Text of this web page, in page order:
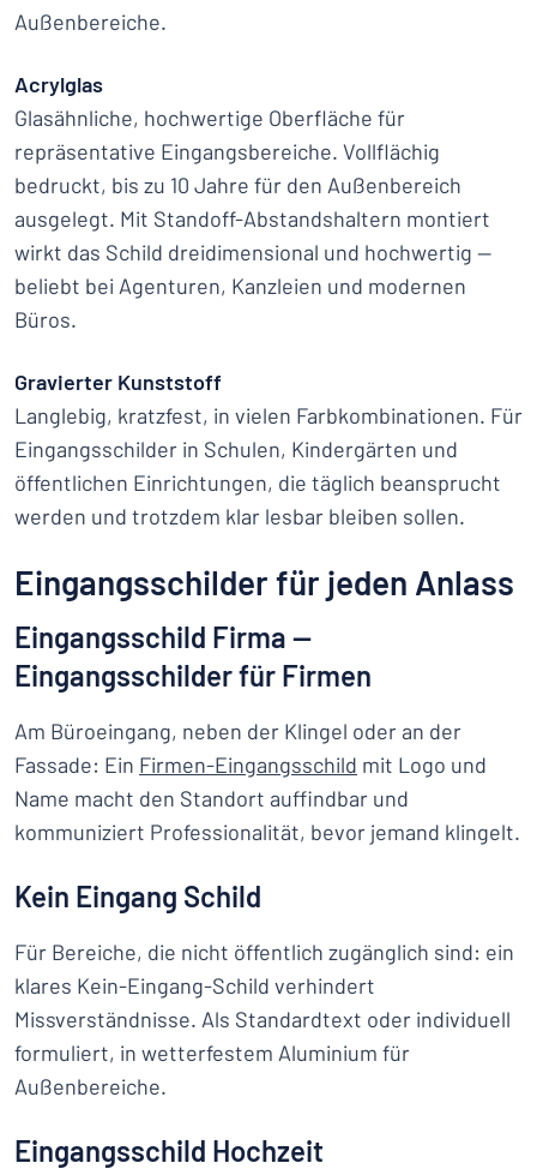
Außenbereiche.
Acrylglas
Glasähnliche, hochwertige Oberfläche für
repräsentative Eingangsbereiche. Vollflächig
bedruckt, bis zu 10 Jahre für den Außenbereich
ausgelegt. Mit Standoff-Abstandshaltern montiert
wirkt das Schild dreidimensional und hochwertig —
beliebt bei Agenturen, Kanzleien und modernen
Büros.
Gravierter Kunststoff
Langlebig, kratzfest, in vielen Farbkombinationen. Für
Eingangsschilder in Schulen, Kindergärten und
öffentlichen Einrichtungen, die täglich beansprucht
werden und trotzdem klar lesbar bleiben sollen.
Eingangsschilder für jeden Anlass
Eingangsschild Firma —
Eingangsschilder für Firmen
Am Büroeingang, neben der Klingel oder an der
Fassade: Ein Firmen-Eingangsschild mit Logo und
Name macht den Standort auffindbar und
kommuniziert Professionalität, bevor jemand klingelt.
Kein Eingang Schild
Für Bereiche, die nicht öffentlich zugänglich sind: ein
klares Kein-Eingang-Schild verhindert
Missverständnisse. Als Standardtext oder individuell
formuliert, in wetterfestem Aluminium für
Außenbereiche.
Eingangsschild Hochzeit